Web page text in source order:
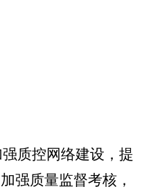
质控网络建设，提
强质量监督考核，